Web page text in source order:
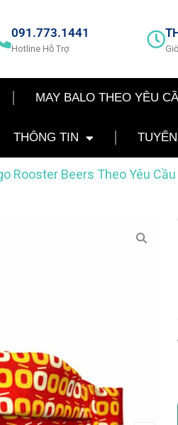
091.773.1441
Hotline Hỗ Trợ
MAY BALO THEO YÊU
THÔNG TIN
Rooster Beers Theo Yêu Cầu